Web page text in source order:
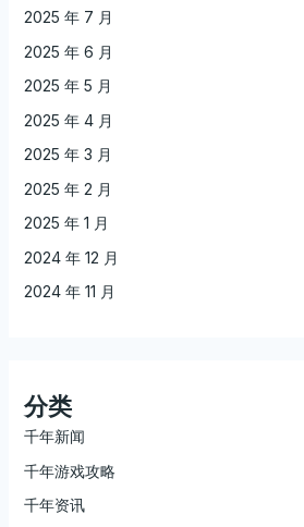
2025 年 7 月
2025 年 6 月
2025 年 5 月
2025 年 4 月
2025 年 3 月
2025 年 2 月
2025 年 1 月
2024 年 12 月
2024 年 11 月
分类
千年新闻
千年游戏攻略
千年资讯